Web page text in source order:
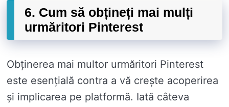
6. Cum să obțineți mai mulți
urmăritori Pinterest
Obținerea mai multor urmăritori Pinterest
este esențială contra a vă crește acoperirea
și implicarea pe platformă. Iată câteva